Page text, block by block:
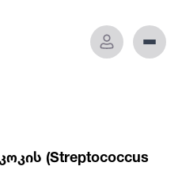
(Streptococcus